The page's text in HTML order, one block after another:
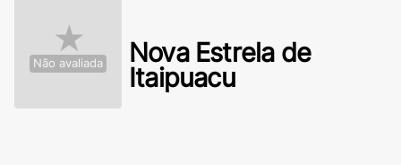
★
Não avaliada
Nova Estrela de
Itaipuacu